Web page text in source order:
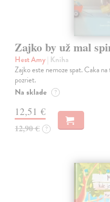
Zajko by už mal
Hest Amy| Kniha
Zajko este nemoze spat. Caka
pozriet.
Na sklade ?
12,51 €
12,90 € ?